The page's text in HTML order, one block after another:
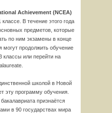
Achievement (NCEA)
В течение этого года
предметов, которые
по ним экзамены в конце
продолжить обучение
классы или перейти на
школой в Новой
эту программу обучения.
признаётся
в 90 государствах мира